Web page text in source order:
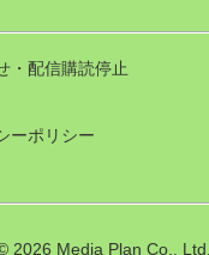
・配信購読停止
ーポリシー
2026 Media Plan Co., Ltd.